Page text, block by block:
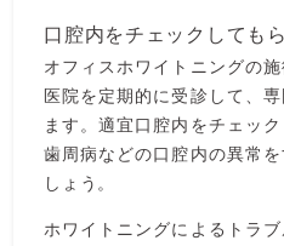
口腔内をチェックしても
オフィスホワイトニングの
医院を定期的に受診して、
ます。適宜口腔内をチェッ
歯周病などの口腔内の異常
しょう。
ホワイトニングによるトラ